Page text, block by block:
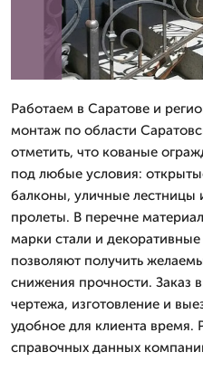
Работаем в Саратове и
монтаж по области
отметить, что кованые
под любые условия:
балконы, уличные
пролеты. В перечне
марки стали и
позволяют получить
снижения прочности. Заказ
чертежа, изготовление и
удобное для клиента
справочных данных